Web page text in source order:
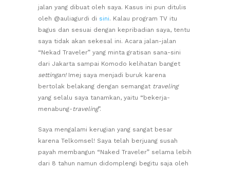
jalan yang dibuat oleh saya. Kasus ini pun ditulis
oleh @auliagurdi di sini. Kalau program TV itu
bagus dan sesuai dengan kepribadian saya, tentu
saya tidak akan sekesal ini. Acara jalan-jalan
“Nekad Traveler” yang minta gratisan sana-sini
dari Jakarta sampai Komodo kelihatan banget
settingan! Imej saya menjadi buruk karena
bertolak belakang dengan semangat traveling
yang selalu saya tanamkan, yaitu “bekerja-
menabung-traveling”.
Saya mengalami kerugian yang sangat besar
karena Telkomsel! Saya telah berjuang susah
payah membangun “Naked Traveler” selama lebih
dari 8 tahun namun didomplengi begitu saja oleh